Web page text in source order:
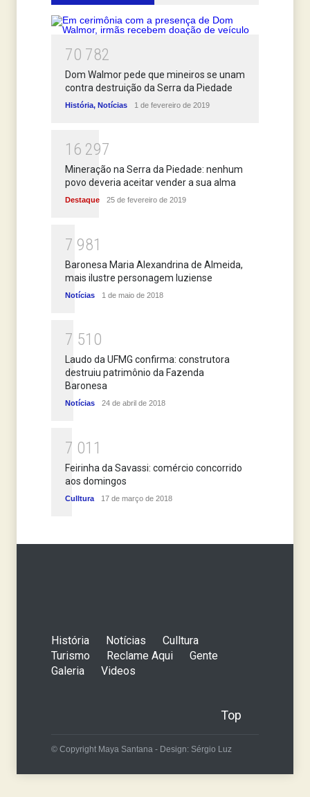
70 782
Dom Walmor pede que mineiros se unam
contra destruição da Serra da Piedade
História, Notícias 1 de fevereiro de 2019
1 6 297
Mineração na Serra da Piedade: nenhum
povo deveria aceitar vender a sua alma
Destaque 25 de fevereiro de 2019
7 981
Baronesa Maria Alexandrina de Almeida,
mais ilustre personagem luziense
Notícias 1 de maio de 2018
7 51 0
Laudo da UFMG confirma: construtora
destruiu patrimônio da Fazenda
Baronesa
Notícias 24 de abril de 2018
7 01 1
Feirinha da Savassi: comércio concorrido
aos domingos
Culltura 17 de março de 2018
História Notícias
Culltura
Turismo
Reclame Aqui
Gente
Galeria
Videos
Top
© Copyright Maya Santana - Design: Sérgio Luz